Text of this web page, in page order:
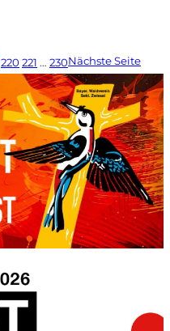
220 221 … 230Nächste Seite